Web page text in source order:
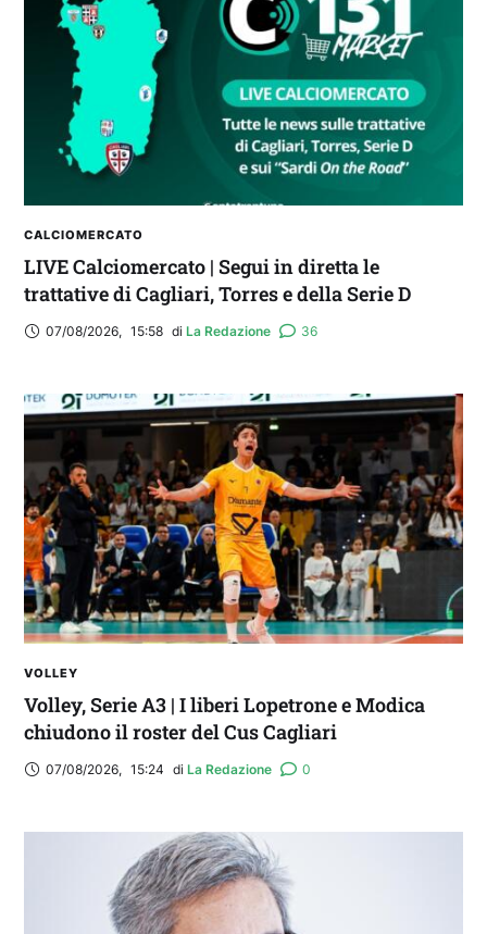
Balliana: “Firmare con la Bora è come andare al
Real Madrid. Ora obiettivo Lunigiana”
CALCIOMERCATO
LIVE Calciomercato | Segui in diretta le
trattative di Cagliari, Torres e della Serie D
07/08/2026, 15:58 di La Redazione 36
VOLLEY
Volley, Serie A3 | I liberi Lopetrone e Modica
chiudono il roster del Cus Cagliari
07/08/2026, 15:24 di La Redazione 0